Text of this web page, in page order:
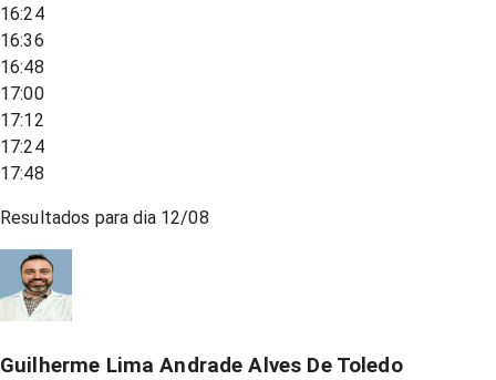
16:24
16:36
16:48
17:00
17:12
17:24
17:48
Resultados para dia 12/08
Guilherme Lima Andrade Alves De Toledo